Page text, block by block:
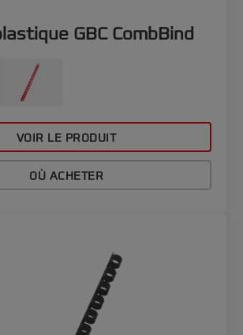
GBC CombBind
VOIR LE PRODUIT
OÙ ACHETER